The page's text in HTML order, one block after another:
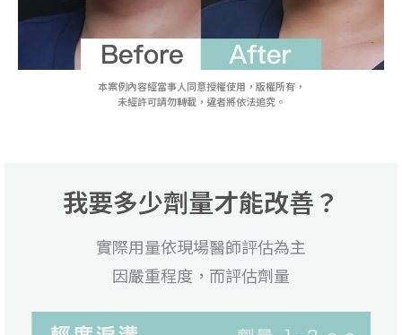
本案例內容經當事人同意授權使用，版權所有，
未經許可請勿轉載，違者將依法追究。
我要多少劑量才能改善？
實際用量依現場醫師評估為主
因嚴重程度，而評估劑量